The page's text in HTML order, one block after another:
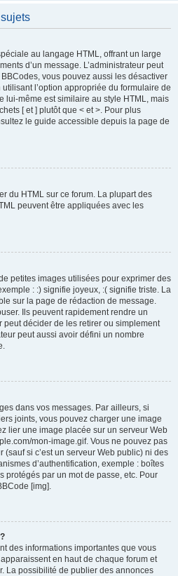
au langage HTML, offrant un large
d’un message. L’administrateur peut
vous pouvez aussi les désactiver
l’option appropriée du formulaire de
lui-même est similaire au style HTML, mais
[ et ] plutôt que < et >. Pour plus
le guide accessible depuis la page de
du HTML sur ce forum. La plupart des
peuvent être appliquées avec les
petites images utilisées pour exprimer des
: :) signifie joyeux, :( signifie triste. La
sur la page de rédaction de message.
Ils peuvent rapidement rendre un
décider de les retirer ou simplement
peut aussi avoir défini un nombre
dans vos messages. Par ailleurs, si
joints, vous pouvez charger une image
lier une image placée sur un serveur Web
mon-image.gif. Vous ne pouvez pas
(sauf si c’est un serveur Web public) ni des
d’authentification, exemple : boîtes
protégés par un mot de passe, etc. Pour
[img].
des informations importantes que vous
en haut de chaque forum et
La possibilité de publier des annonces